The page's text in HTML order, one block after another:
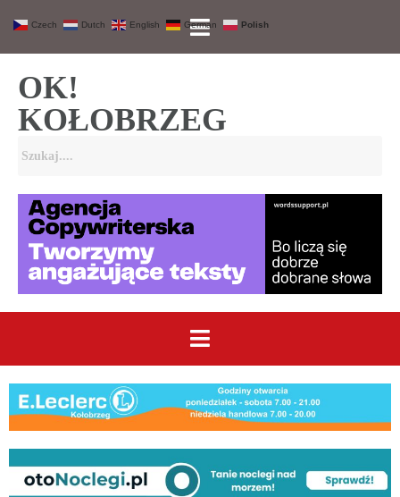
OK!
KOŁOBRZEG
Czech Dutch English German Polish